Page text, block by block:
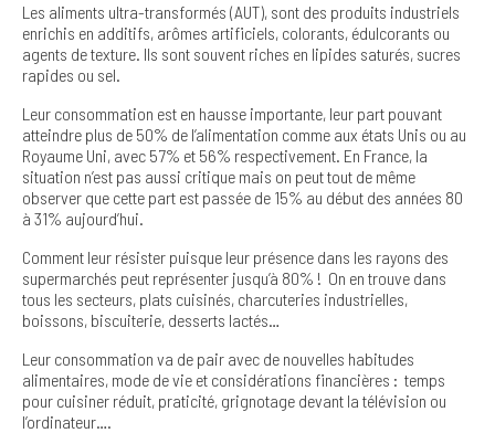
Les aliments ultra-transformés (AUT), sont des produits industriels
enrichis en additifs, arômes artificiels, colorants, édulcorants ou
agents de texture. Ils sont souvent riches en lipides saturés, sucres
rapides ou sel.
Leur consommation est en hausse importante, leur part pouvant
atteindre plus de 50% de l’alimentation comme aux états Unis ou au
Royaume Uni, avec 57% et 56% respectivement. En France, la
situation n’est pas aussi critique mais on peut tout de même
observer que cette part est passée de 15% au début des années 80
à 31% aujourd’hui.
Comment leur résister puisque leur présence dans les rayons des
supermarchés peut représenter jusqu’à 80% ! On en trouve dans
tous les secteurs, plats cuisinés, charcuteries industrielles,
boissons, biscuiterie, desserts lactés…
Leur consommation va de pair avec de nouvelles habitudes
alimentaires, mode de vie et considérations financières : temps
pour cuisiner réduit, praticité, grignotage devant la télévision ou
l’ordinateur….